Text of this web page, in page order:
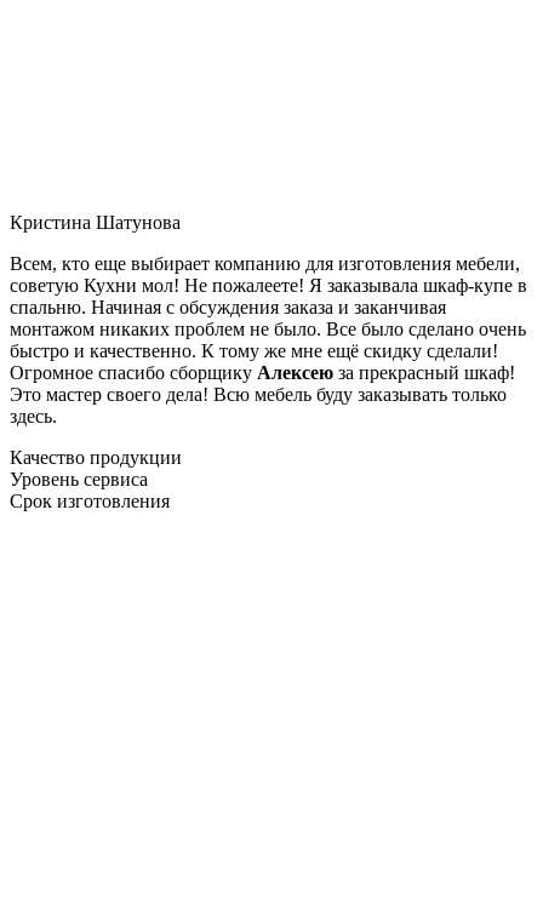
Кристина Шатунова
Всем, кто еще выбирает компанию для изготовления мебели,
советую Кухни мол! Не пожалеете! Я заказывала шкаф-купе в
спальню. Начиная с обсуждения заказа и заканчивая
монтажом никаких проблем не было. Все было сделано очень
быстро и качественно. К тому же мне ещё скидку сделали!
Огромное спасибо сборщику Алексею за прекрасный шкаф!
Это мастер своего дела! Всю мебель буду заказывать только
здесь.
Качество продукции
Уровень сервиса
Срок изготовления